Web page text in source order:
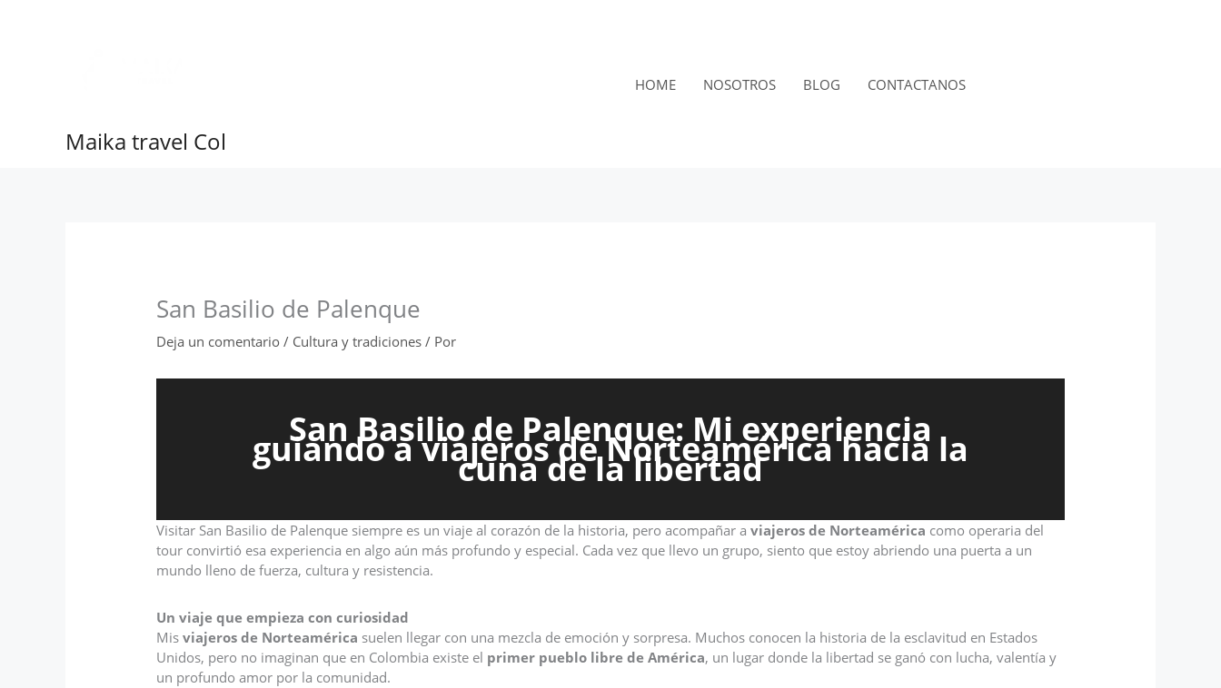
Maika travel Col
HOME NOSOTROS BLOG CONTACTANOS
San Basilio de Palenque
Deja un comentario / Cultura y tradiciones / Por
San Basilio de Palenque: Mi experiencia
guiando a viajeros de Norteamérica hacia la
cuna de la libertad
Visitar San Basilio de Palenque siempre es un viaje al corazón de la historia, pero acompañar aviajeros de Norteamérica como operaria del
tour convirtió esa experiencia en algo aún más profundo y especial. Cada vez que llevo un grupo, siento que estoy abriendo una puerta a un
mundo lleno de fuerza, cultura y resistencia.
Un viaje que empieza con curiosidad
Misviajeros de Norteamérica suelen llegar con una mezcla de emoción y sorpresa. Muchos conocen la historia de la esclavitud en Estados
Unidos, pero no imaginan que en Colombia existe el primer pueblo libre de América, un lugar donde la libertad se ganó con lucha, valentía y
un profundo amor por la comunidad.